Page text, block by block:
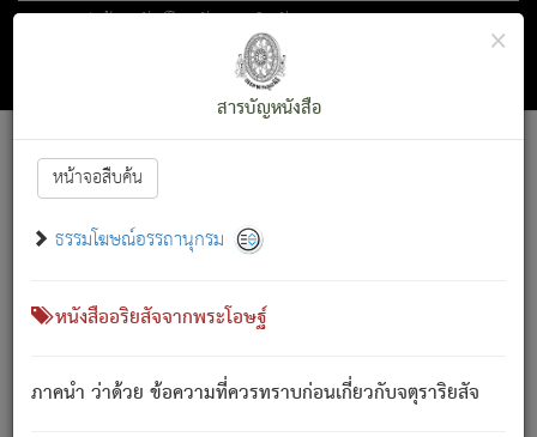
ตอน 1 ว่าด้วย สัตว์โลกกับจตุราริยสัจ
สารบัญ×
สารบัญหนังสือ
หน้าจอสืบค้น
ธรรมโฆษณ์อรรถานุกรม
หนังสืออริยสัจจากพระโอษฐ์
ภาคนำ ว่าด้วย ข้อความที่ควรทราบก่อนเกี่ยวกับจตุราริยสัจ
Font :15 ]||
สัตว์โลกนี้ เกิดความเดือดร้อนแล้ว มีผัสสะบังหน้า
เขาสำคัญสิ่งใด โดยความเป็นประการใด แต่สิ่งนั้นย่อมเป็น
(ตามที่เป็นจริง) โดยประการอื่นจากที่เขาสำคัญนั้น
สัตว์โลกติดข้องอยู่ในภพ ถูกภพบังหน้าแล้ว มีภพโดยความ
เป็นอย่างอื่น (จากที่มันเป็นอยู่จริง) จึงได้เพลิดเพลินยิ่งนักในภพ